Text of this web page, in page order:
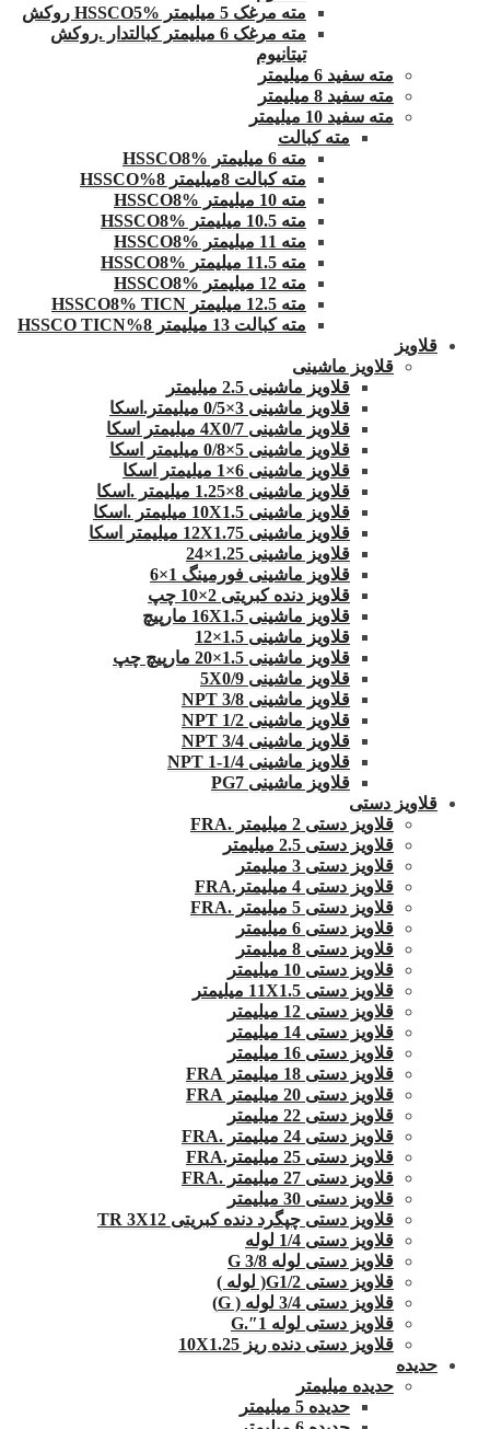
مته مرغک 5 میلیمتر HSSCO5% روکش
مته مرغک 6 میلیمتر کبالتدار .روکش
تیتانیوم
مته سفید 6 میلیمتر
مته سفید 8 میلیمتر
مته سفید 10 میلیمتر
مته کبالت
مته 6 میلیمتر HSSCO8%
مته کبالت 8میلیمتر 8%HSSCO
مته 10 میلیمتر HSSCO8%
مته 10.5 میلیمتر HSSCO8%
مته 11 میلیمتر HSSCO8%
مته 11.5 میلیمتر HSSCO8%
مته 12 میلیمتر HSSCO8%
مته 12.5 میلیمتر HSSCO8% TICN
مته کبالت 13 میلیمتر 8%HSSCO TICN
قلاویز
قلاویز ماشینی
قلاویز ماشینی 2.5 میلیمتر
قلاویز ماشینی 3×0/5 میلیمتر.اسکا
قلاویز ماشینی 4X0/7 میلیمتر اسکا
قلاویز ماشینی 5×0/8 میلیمتر اسکا
قلاویز ماشینی 6×1 میلیمتر اسکا
قلاویز ماشینی 8×1.25 میلیمتر .اسکا
قلاویز ماشینی 10X1.5 میلیمتر .اسکا
قلاویز ماشینی 12X1.75 میلیمتر اسکا
قلاویز ماشینی 1.25×24
قلاویز ماشینی فورمینگ 1×6
قلاویز دنده کبریتی 2×10 چپ
قلاویز ماشینی 16X1.5 مارپیچ
قلاویز ماشینی 1.5×12
قلاویز ماشینی 1.5×20 مارپیچ چپ
قلاویز ماشینی 5X0/9
قلاویز ماشینی 3/8 NPT
قلاویز ماشینی 1/2 NPT
قلاویز ماشینی 3/4 NPT
قلاویز ماشینی 1/4-1 NPT
قلاویز ماشینی PG7
قلاویز دستی
قلاویز دستی 2 میلیمتر .FRA
قلاویز دستی 2.5 میلیمتر
قلاویز دستی 3 میلیمتر
قلاویز دستی 4 میلیمتر.FRA
قلاویز دستی 5 میلیمتر .FRA
قلاویز دستی 6 میلیمتر
قلاویز دستی 8 میلیمتر
قلاویز دستی 10 میلیمتر
قلاویز دستی 11X1.5 میلیمتر
قلاویز دستی 12 میلیمتر
قلاویز دستی 14 میلیمتر
قلاویز دستی 16 میلیمتر
قلاویز دستی 18 میلیمتر FRA
قلاویز دستی 20 میلیمتر FRA
قلاویز دستی 22 میلیمتر
قلاویز دستی 24 میلیمتر .FRA
قلاویز دستی 25 میلیمتر.FRA
قلاویز دستی 27 میلیمتر .FRA
قلاویز دستی 30 میلیمتر
قلاویز دستی چپگرد دنده کبریتی TR 3X12
قلاویز دستی 1/4 لوله
قلاویز دستی لوله G 3/8
قلاویز دستی G1/2( لوله )
قلاویز دستی 3/4 لوله ( G)
قلاویز دستی لوله 1″.G
قلاویز دستی دنده ریز 10X1.25
حدیده
حدیده میلیمتر
حدیده 5 میلیمتر